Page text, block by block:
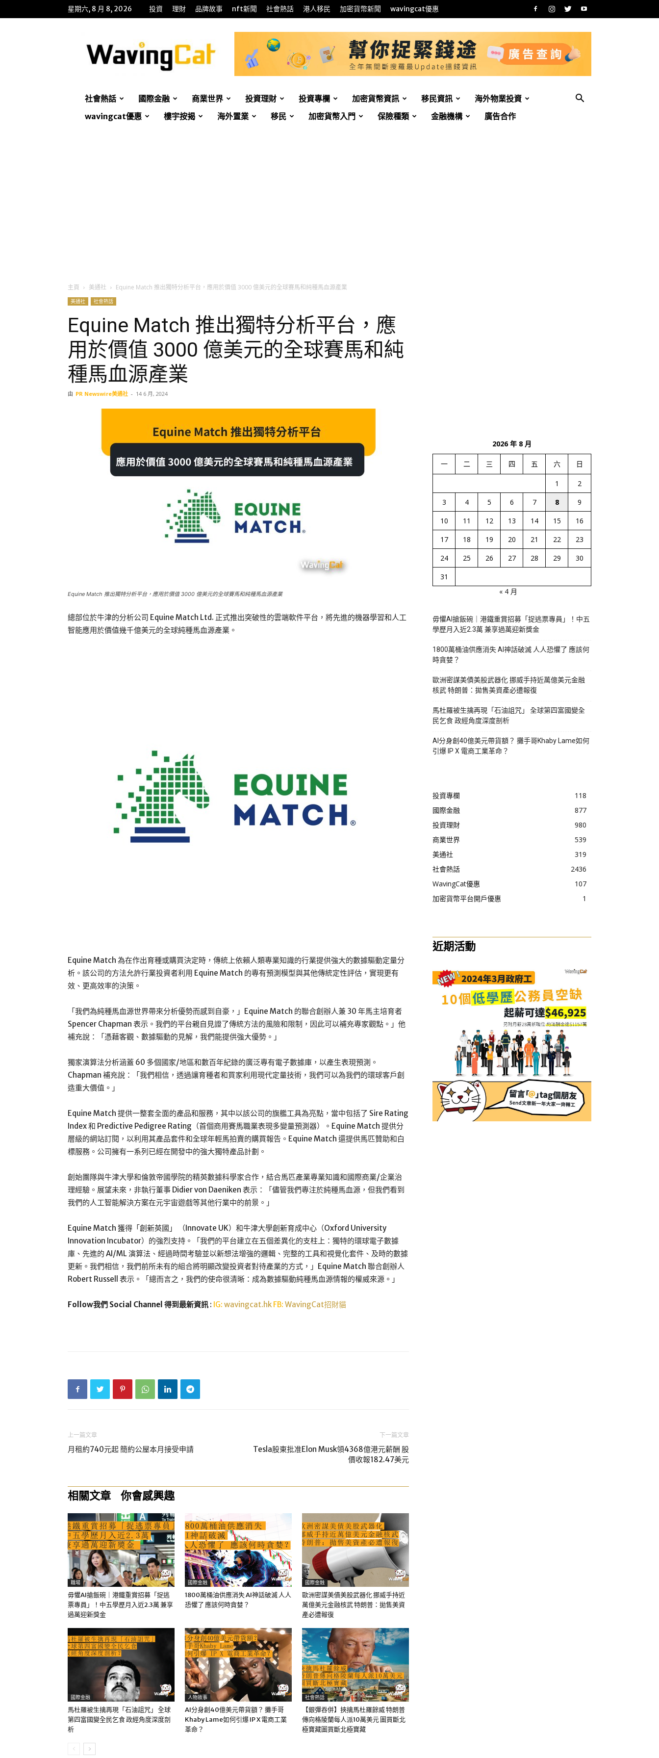
星期六, 8 月 8, 2026 投資 理財 品牌故事 nft新聞 社會熱話 港人移民 加密貨幣新聞 wavingcat優惠
招
財
貓
社會熱話 國際金融 商業世界 投資理財 投資專欄 加密貨幣資訊 移民資訊
海外物業投資
wavingcat優惠
樓宇按揭 海外置業 移民 加密貨幣入門 保險種類 金融機構 廣告合作
主頁 美通社 Equine Match 推出獨特分析平台，應用於價值 3000 億美元的全球賽馬和純種馬血源產業
美通社 社會熱話
Equine Match 推出獨特分析平台，應
用於價值 3000 億美元的全球賽馬和純
種馬血源產業
由 PR Newswire美通社 - 14 6 月, 2024
Equine Match 推出獨特分析平台，應用於價值 3000 億美元的全球賽馬和純種馬血源產業
總部位於牛津的分析公司 Equine Match Ltd. 正式推出突破性的雲端軟件平台，將先進的機器學習和人工
智能應用於價值幾千億美元的全球純種馬血源產業。
Equine Match 為在作出育種或購買決定時，傳統上依賴人類專業知識的行業提供強大的數據驅動定量分
析。該公司的方法允許行業投資者利用 Equine Match 的專有預測模型與其他傳統定性評估，實現更有
效、更高效率的決策。
「我們為純種馬血源世界帶來分析優勢而感到自豪，」Equine Match 的聯合創辦人兼 30 年馬主培育者
Spencer Chapman 表示。我們的平台親自見證了傳統方法的風險和限制，因此可以補充專家觀點。」他
補充說：「憑藉客觀、數據驅動的見解，我們能提供強大優勢。」
獨家演算法分析涵蓋 60 多個國家/地區和數百年紀錄的廣泛專有電子數據庫，以產生表現預測。
Chapman 補充說：「我們相信，透過讓育種者和買家利用現代定量技術，我們可以為我們的環球客戶創
造重大價值。」
Equine Match 提供一整套全面的產品和服務，其中以該公司的旗艦工具為亮點，當中包括了 Sire Rating
Index 和 Predictive Pedigree Rating（首個商用賽馬職業表現多變量預測器）。Equine Match 提供分
層級的網站訂閱，以利用其產品套件和全球年輕馬拍賣的購買報告。Equine Match 還提供馬匹贊助和白
標服務。公司擁有一系列已經在開發中的強大獨特產品計劃。
創始團隊與牛津大學和倫敦帝國學院的精英數據科學家合作，結合馬匹產業專業知識和國際商業/企業治
理經驗。展望未來，非執行董事 Didier von Daeniken 表示：「儘管我們專注於純種馬血源，但我們看到
我們的人工智能解決方案在元宇宙遊戲等其他行業中的前景。」
Equine Match 獲得「創新英國」 （Innovate UK）和牛津大學創新育成中心（Oxford University
Innovation Incubator）的強烈支持。「我們的平台建立在五個差異化的支柱上：獨特的環球電子數據
庫、先進的 AI/ML 演算法、經過時間考驗並以新想法增強的邏輯、完整的工具和視覺化套件、及時的數據
更新。我們相信，我們前所未有的組合將明顯改變投資者對待產業的方式，」Equine Match 聯合創辦人
Robert Russell 表示。「總而言之，我們的使命很清晰：成為數據驅動純種馬血源情報的權威來源。」
Follow我們 Social Channel 得到最新資訊 : IG: wavingcat.hkFB: WavingCat招財貓
上一篇文章
月租約740元起 簡約公屋本月接受申請
下一篇文章
Tesla股東批准Elon Musk領4368億港元薪酬 股
價收報182.47美元
相關文章 你會感興趣
職場
毋懼AI搶飯碗｜港鐵重賞招募「捉逃
票專員」！中五學歷月入近2.3萬 兼享
過萬迎新獎金
國際金融
1800萬桶油供應消失 AI神話破滅 人人
恐懼了 應該何時貪婪？
國際金融
歐洲密謀美債美股武器化 挪威手持近
萬億美元金融核武 特朗普：拋售美資
產必遭報復
國際金融
馬杜羅被生擒再現「石油詛咒」 全球
第四富國變全民乞食 政經角度深度剖
析
人物故事
AI分身創40億美元帶貨額？ 攤手哥
Khaby Lame如何引爆 IP X 電商工業
革命？
社會熱話
【銀彈吞併】挾擒馬杜羅餘威 特朗普
傳向格陵蘭每人派10萬美元 圖買斷北
極寶藏圖買斷北極寶藏
2026 年 8 月
一 二 三 四 五 六 日
1
2
3
4 5 6 7 8
9
10
11 12 13 14 15
16
17
18 19 20 21 22
23
24
25 26 27 28 29
30
31
« 4 月
毋懼AI搶飯碗｜港鐵重賞招募「捉逃票專員」！中五
學歷月入近2.3萬 兼享過萬迎新獎金
1800萬桶油供應消失 AI神話破滅 人人恐懼了 應該何
時貪婪？
歐洲密謀美債美股武器化 挪威手持近萬億美元金融
核武 特朗普：拋售美資產必遭報復
馬杜羅被生擒再現「石油詛咒」 全球第四富國變全
民乞食 政經角度深度剖析
AI分身創40億美元帶貨額？ 攤手哥Khaby Lame如何
引爆 IP X 電商工業革命？
投資專欄
118
國際金融
877
投資理財
980
商業世界
539
美通社
319
社會熱話
2436
WavingCat優惠
107
加密貨幣平台開戶優惠
1
近期活動